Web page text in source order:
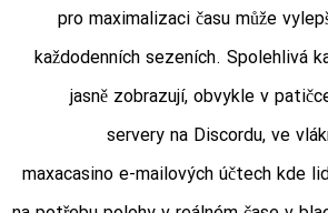
pro maximalizaci času může
každodenních sezeních. Spolehlivá
jasně zobrazují, obvykle v
servery na Discordu, ve
maxacasino e-mailových účtech kde